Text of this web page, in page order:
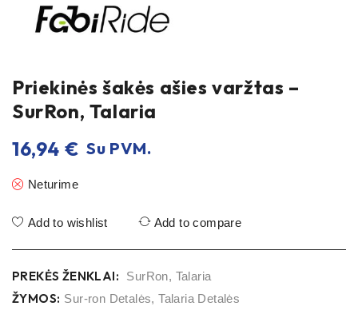
Priekinės šakės ašies varžtas –
SurRon, Talaria
16,94 € Su PVM.
Neturime
Add to wishlist Add to compare
PREKĖS ŽENKLAI: SurRon, Talaria
ŽYMOS: Sur-ron Detalės,Talaria Detalės